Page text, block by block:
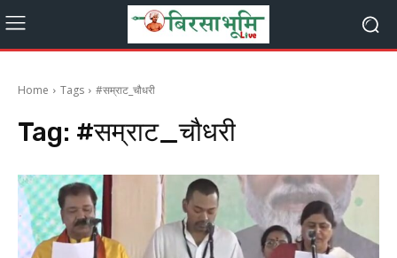
Home Tags #सम्राट_चौधरी
Tag: #सम्राट_चौधरी